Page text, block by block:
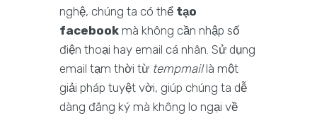
nghệ, chúng ta có thể tạo
facebook mà không cần nhập số
điện thoại hay email cá nhân. Sử dụng
email tạm thời từ tempmaillà một
giải pháp tuyệt vời, giúp chúng ta dễ
dàng đăng ký mà không lo ngại về